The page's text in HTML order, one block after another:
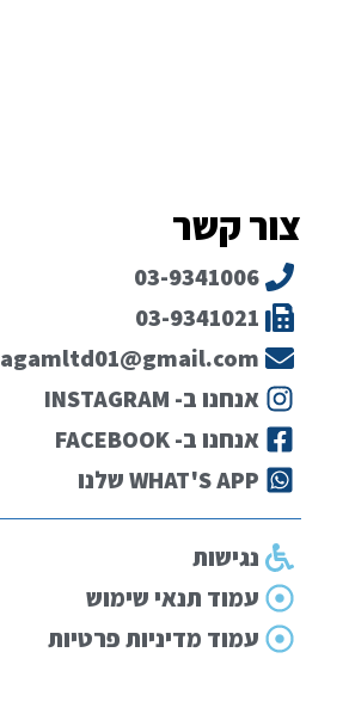
צור קשר
03-9341006
03-9341021
agamltd01@gmail.com
אנחנו ב- INSTAGRAM
אנחנו ב- FACEBOOK
WHAT'S APP שלנו
נגישות
עמוד תנאי שימוש
עמוד מדיניות פרטיות